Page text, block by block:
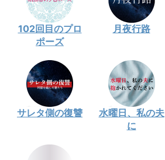
102回目のプロ
ポーズ
月夜行路
サレタ側の復讐
水曜日、私の夫
に